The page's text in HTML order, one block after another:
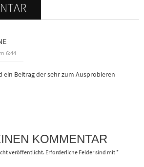
6:44
ein Beitrag der sehr zum Ausprobieren
KOMMENTAR
veröffentlicht. Erforderliche Felder sind mit*